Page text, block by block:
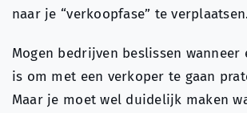
naar je “verkoopfase” te
Mogen bedrijven beslissen wanneer
is om met een verkoper te gaan
Maar je moet wel duidelijk maken